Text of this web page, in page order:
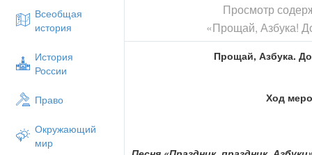
Всеобщая
история
История
России
Право
Окружающий
мир
Просмотр
«Прощай, Азбука!
Прощай, Азбука.
Ход